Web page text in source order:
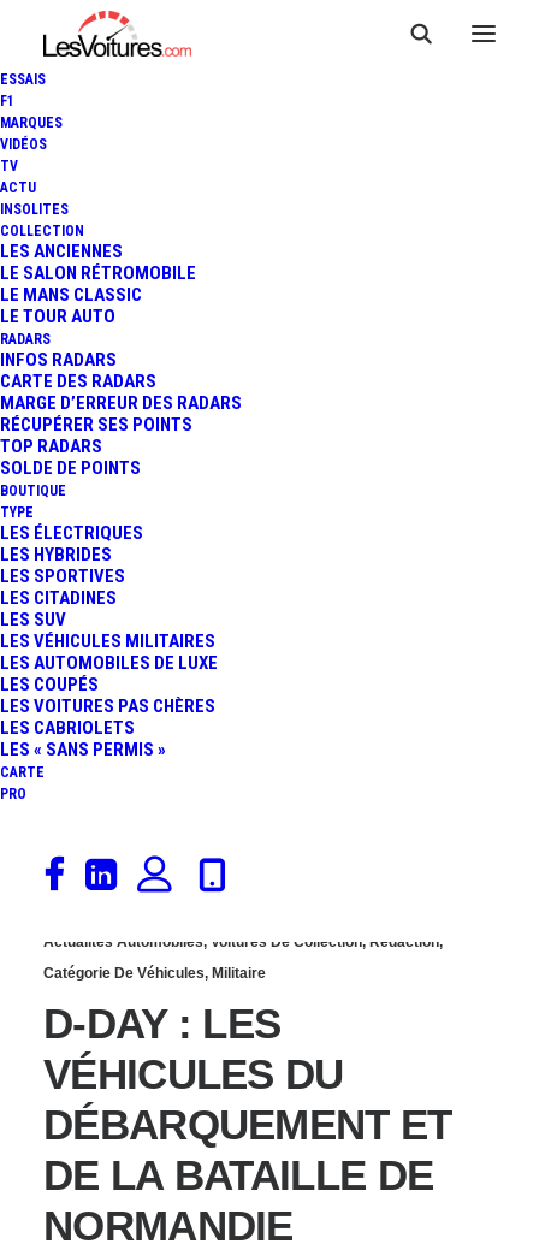
ESSAIS
F1
MARQUES
VIDÉOS
TV
ACTU
INSOLITES
COLLECTION
LES ANCIENNES
LE SALON RÉTROMOBILE
LE MANS CLASSIC
LE TOUR AUTO
RADARS
INFOS RADARS
CARTE DES RADARS
MARGE D’ERREUR DES RADARS
RÉCUPÉRER SES POINTS
TOP RADARS
SOLDE DE POINTS
BOUTIQUE
TYPE
LES ÉLECTRIQUES
LES HYBRIDES
LES SPORTIVES
LES CITADINES
LES SUV
LES VÉHICULES MILITAIRES
LES AUTOMOBILES DE LUXE
LES COUPÉS
LES VOITURES PAS CHÈRES
LES CABRIOLETS
LES « SANS PERMIS »
CARTE
PRO
8 mai 2025
ARMISTICE DU 8 MAI
1945 : HONORONS LA
JEEP WILLYS, LE
« SOLDAT ROULANT »
Actualités Automobiles, Voitures De Collection, Rédaction,
Catégorie De Véhicules, Militaire
D-DAY : LES
VÉHICULES DU
DÉBARQUEMENT ET
DE LA BATAILLE DE
NORMANDIE